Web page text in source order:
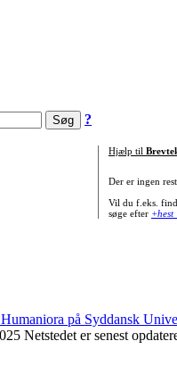
?
Hjælp til
Der er ingen
Vil du f.eks.
søge efter
Netstedet er senest